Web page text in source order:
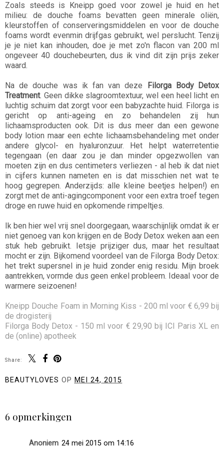
Zoals steeds is Kneipp goed voor zowel je huid en het
milieu: de douche foams bevatten geen minerale oliën,
kleurstoffen of conserveringsmiddelen en voor de douche
foams wordt evenmin drijfgas gebruikt, wel perslucht. Tenzij
je je niet kan inhouden, doe je met zo'n flacon van 200 ml
ongeveer 40 douchebeurten, dus ik vind dit zijn prijs zeker
waard.
Na de douche was ik fan van deze
Filorga Body Detox
Treatment. Geen dikke slagroomtextuur, wel een heel licht en
luchtig schuim dat zorgt voor een babyzachte huid. Filorga is
gericht op anti-ageing en zo behandelen zij hun
lichaamsproducten ook. Dit is dus meer dan een gewone
body lotion maar een echte lichaamsbehandeling met onder
andere glycol- en hyaluronzuur. Het helpt waterretentie
tegengaan (en daar zou je dan minder opgezwollen van
moeten zijn en dus centimeters verliezen - al heb ik dat niet
in cijfers kunnen nameten en is dat misschien net wat te
hoog gegrepen. Anderzijds: alle kleine beetjes helpen!) en
zorgt met de anti-agingcomponent voor een extra troef tegen
droge en ruwe huid en opkomende rimpeltjes.
Ik ben hier wel vrij snel doorgegaan, waarschijnlijk omdat ik er
niet genoeg van kon krijgen en de Body Detox weken aan een
stuk heb gebruikt. Ietsje prijziger dus, maar het resultaat
mocht er zijn. Bijkomend voordeel van de Filorga Body Detox:
het trekt supersnel in je huid zonder enig residu. Mijn broek
aantrekken, vormde dus geen enkel probleem. Ideaal voor de
warmere seizoenen!
Kneipp Douche Foam in Morning Kiss - 200 ml voor € 6,99 bij
de drogisterij
Filorga Body Detox - 150 ml voor € 29,90 bij ICI Paris XL en
de (online) apotheek
Share:
BEAUTYLOVES OP MEI 24, 2015
6 opmerkingen
Anoniem 24 mei 2015 om 14:16